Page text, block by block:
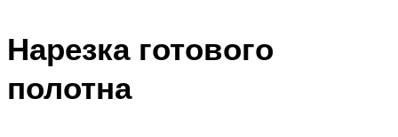
Нарезка готового
полотна